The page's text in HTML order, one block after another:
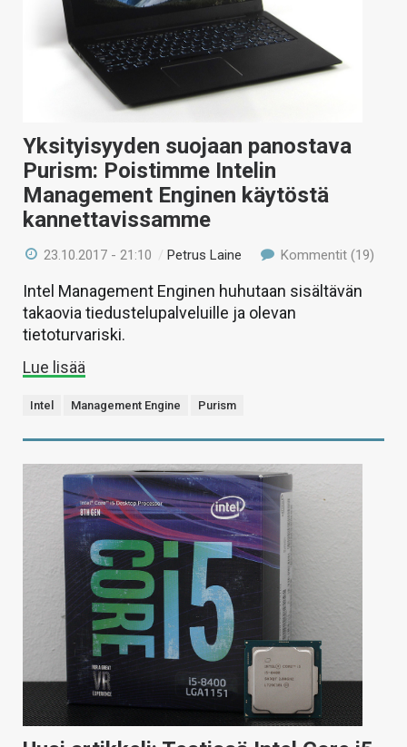
Yksityisyyden suojaan panostava
Purism: Poistimme Intelin
Management Enginen käytöstä
kannettavissamme
23.10.2017 - 21:10 /Petrus Laine Kommentit (19)
Intel Management Enginen huhutaan sisältävän
takaovia tiedustelupalveluille ja olevan
tietoturvariski.
Lue lisää
Intel Management Engine Purism